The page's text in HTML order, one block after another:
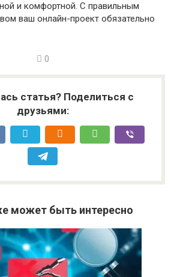
и комфортной. С правильным
ваш онлайн-проект обязательно
0
статья? Поделиться с
друзьями:
может быть интересно